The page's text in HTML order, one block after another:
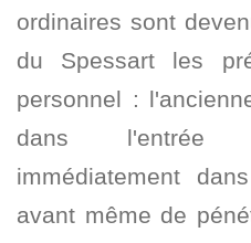
ordinaires sont
du Spessart les
personnel :
dans l'entrée
immédiatement
avant même de